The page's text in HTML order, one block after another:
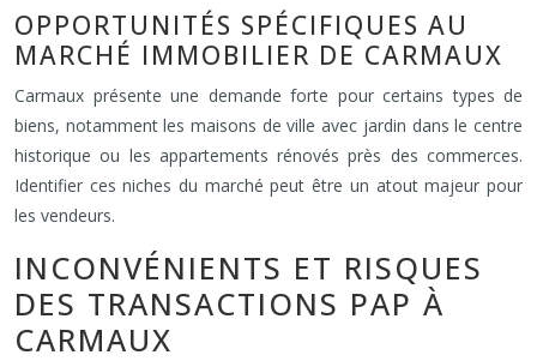
OPPORTUNITÉS SPÉCIFIQUES AU
MARCHÉ IMMOBILIER DE CARMAUX
Carmaux présente une demande forte pour certains types de
biens, notamment les maisons de ville avec jardin dans le centre
historique ou les appartements rénovés près des commerces.
Identifier ces niches du marché peut être un atout majeur pour
les vendeurs.
INCONVÉNIENTS ET RISQUES
DES TRANSACTIONS PAP À
CARMAUX